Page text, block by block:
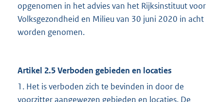
opgenomen in het advies van het Rijksinstituut voor
Volksgezondheid en Milieu van 30 juni 2020 in acht
worden genomen.
Artikel 2.5 Verboden gebieden en locaties
1. Het is verboden zich te bevinden in door de
voorzitter aangewezen gebieden en locaties. De